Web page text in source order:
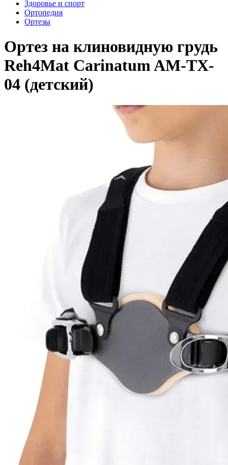
Здоровье и спорт
Ортопедия
Ортезы
Ортез на клиновидную грудь
Reh4Mat Carinatum AM-TX-
04 (детский)